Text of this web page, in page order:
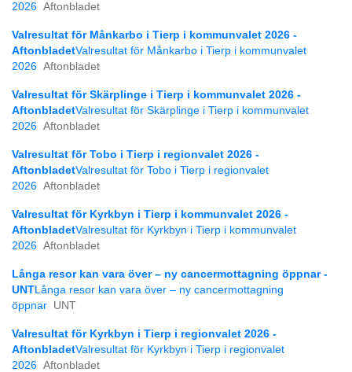
2026 Aftonbladet
Valresultat för Månkarbo i Tierp i kommunvalet 2026 -
AftonbladetValresultat för Månkarbo i Tierp i kommunvalet
2026 Aftonbladet
Valresultat för Skärplinge i Tierp i kommunvalet 2026 -
AftonbladetValresultat för Skärplinge i Tierp i kommunvalet
2026 Aftonbladet
Valresultat för Tobo i Tierp i regionvalet 2026 -
AftonbladetValresultat för Tobo i Tierp i regionvalet
2026 Aftonbladet
Valresultat för Kyrkbyn i Tierp i kommunvalet 2026 -
AftonbladetValresultat för Kyrkbyn i Tierp i kommunvalet
2026 Aftonbladet
Långa resor kan vara över – ny cancermottagning öppnar -
UNTLånga resor kan vara över – ny cancermottagning
öppnar UNT
Valresultat för Kyrkbyn i Tierp i regionvalet 2026 -
AftonbladetValresultat för Kyrkbyn i Tierp i regionvalet
2026 Aftonbladet